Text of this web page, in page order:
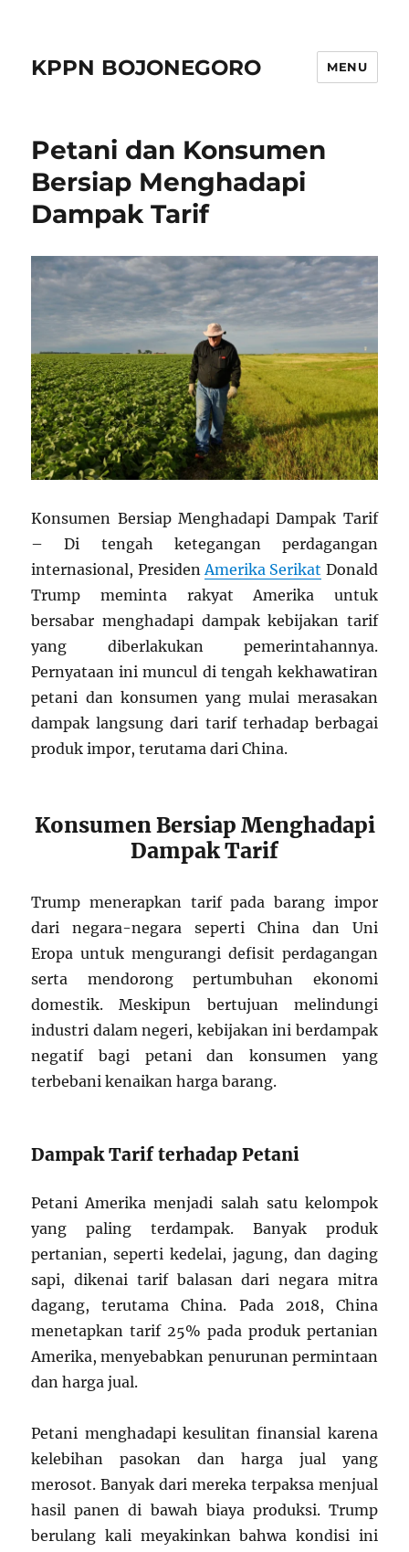
KPPN BOJONEGORO MENU
Petani dan Konsumen
Bersiap Menghadapi
Dampak Tarif
Konsumen Bersiap Menghadapi Dampak Tarif
– Di tengah ketegangan perdagangan
internasional, PresidenAmerika Serikat Donald
Trump meminta rakyat Amerika untuk
bersabar menghadapi dampak kebijakan tarif
yang diberlakukan pemerintahannya.
Pernyataan ini muncul di tengah kekhawatiran
petani dan konsumen yang mulai merasakan
dampak langsung dari tarif terhadap berbagai
produk impor, terutama dari China.
Konsumen Bersiap Menghadapi
Dampak Tarif
Trump menerapkan tarif pada barang impor
dari negara-negara seperti China dan Uni
Eropa untuk mengurangi defisit perdagangan
serta mendorong pertumbuhan ekonomi
domestik. Meskipun bertujuan melindungi
industri dalam negeri, kebijakan ini berdampak
negatif bagi petani dan konsumen yang
terbebani kenaikan harga barang.
Dampak Tarif terhadap Petani
Petani Amerika menjadi salah satu kelompok
yang paling terdampak. Banyak produk
pertanian, seperti kedelai, jagung, dan daging
sapi, dikenai tarif balasan dari negara mitra
dagang, terutama China. Pada 2018, China
menetapkan tarif 25% pada produk pertanian
Amerika, menyebabkan penurunan permintaan
dan harga jual.
Petani menghadapi kesulitan finansial karena
kelebihan pasokan dan harga jual yang
merosot. Banyak dari mereka terpaksa menjual
hasil panen di bawah biaya produksi. Trump
berulang kali meyakinkan bahwa kondisi ini